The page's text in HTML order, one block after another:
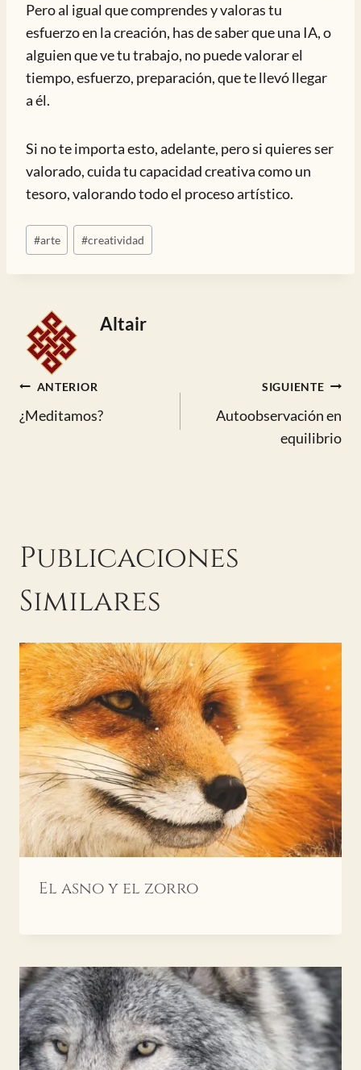
Pero al igual que comprendes y valoras tu
esfuerzo en la creación, has de saber que una IA, o
alguien que ve tu trabajo, no puede valorar el
tiempo, esfuerzo, preparación, que te llevó llegar
a él.
Si no te importa esto, adelante, pero si quieres ser
valorado, cuida tu capacidad creativa como un
tesoro, valorando todo el proceso artístico.
Etiquetas
de
la
#arte #creatividad
Altair
Navegación
ANTERIOR
¿Meditamos?
SIGUIENTE
Autoobservación en
equilibrio
Publicaciones
Similares
El asno y el zorro